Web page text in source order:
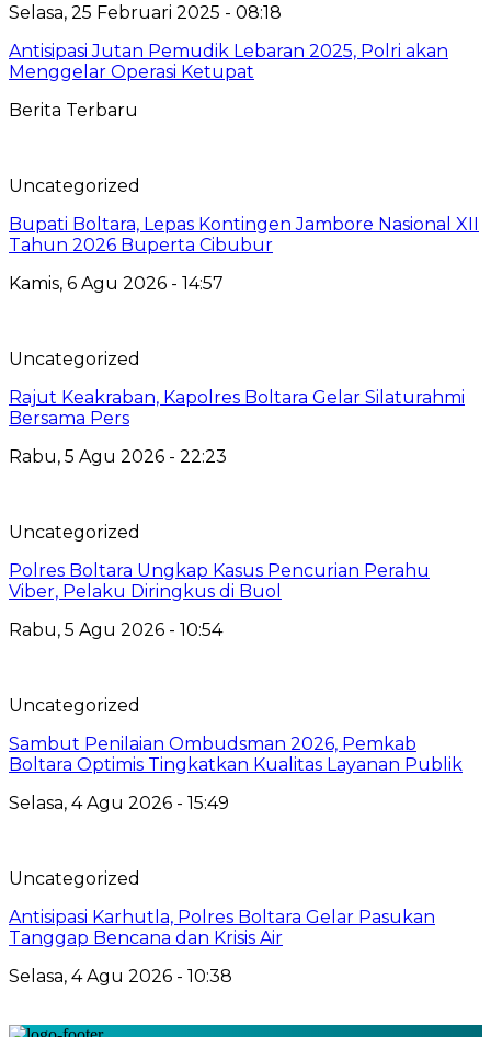
Selasa, 25 Februari 2025 - 08:18
Antisipasi Jutan Pemudik Lebaran 2025, Polri akan
Menggelar Operasi Ketupat
Berita Terbaru
Uncategorized
Bupati Boltara, Lepas Kontingen Jambore Nasional XII
Tahun 2026 Buperta Cibubur
Kamis, 6 Agu 2026 - 14:57
Uncategorized
Rajut Keakraban, Kapolres Boltara Gelar Silaturahmi
Bersama Pers
Rabu, 5 Agu 2026 - 22:23
Uncategorized
Polres Boltara Ungkap Kasus Pencurian Perahu
Viber, Pelaku Diringkus di Buol
Rabu, 5 Agu 2026 - 10:54
Uncategorized
Sambut Penilaian Ombudsman 2026, Pemkab
Boltara Optimis Tingkatkan Kualitas Layanan Publik
Selasa, 4 Agu 2026 - 15:49
Uncategorized
Antisipasi Karhutla, Polres Boltara Gelar Pasukan
Tanggap Bencana dan Krisis Air
Selasa, 4 Agu 2026 - 10:38